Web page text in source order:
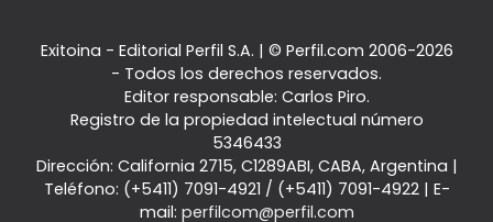
Exitoina - Editorial Perfil S.A. | © Perfil.com 2006-2026
- Todos los derechos reservados.
Editor responsable: Carlos Piro.
Registro de la propiedad intelectual número
5346433
Dirección: California 2715, C1289ABI, CABA, Argentina |
Teléfono: (+5411) 7091-4921 / (+5411) 7091-4922| E-
mail: perfilcom@perfil.com